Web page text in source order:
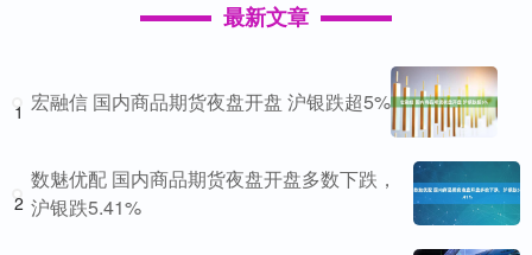
最新文章
1 宏融信 国内商品期货夜盘开盘 沪银跌超5%
2
数魅优配 国内商品期货夜盘开盘多数下跌，
沪银跌5.41%